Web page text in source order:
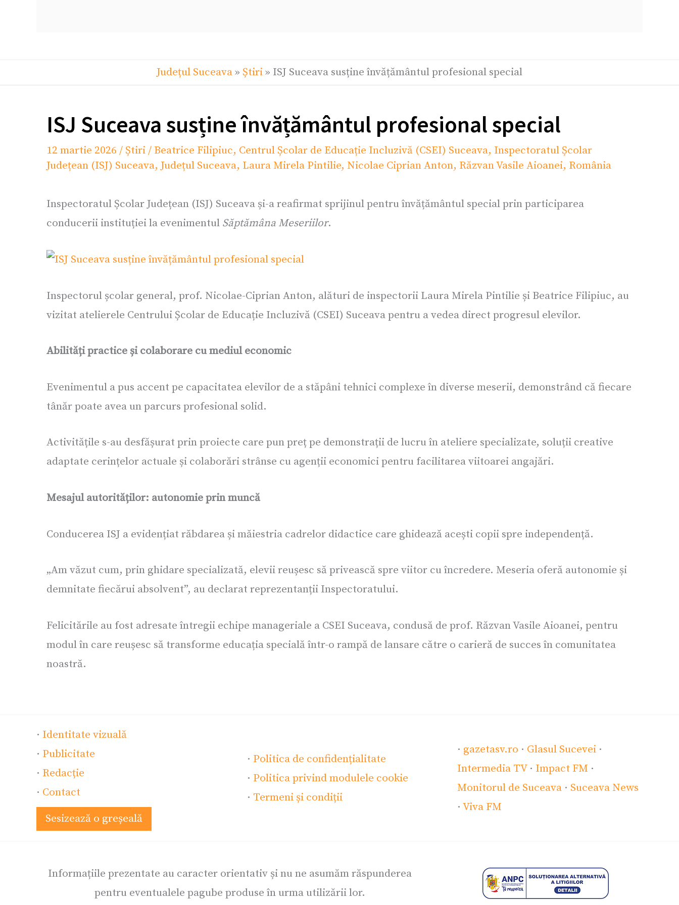
Județul Suceava» Știri» ISJ Suceava susține învățământul profesional special
ISJ Suceava susține învățământul profesional special
12 martie 2026 /Știri/ Beatrice Filipiuc, Centrul Școlar de Educație Incluzivă (CSEI) Suceava, Inspectoratul Școlar
Județean (ISJ) Suceava, Județul Suceava, Laura Mirela Pintilie, Nicolae Ciprian Anton, Răzvan Vasile Aioanei, România
Inspectoratul Școlar Județean (ISJ) Suceava și-a reafirmat sprijinul pentru învățământul special prin participarea
conducerii instituției la evenimentul Săptămâna Meseriilor.
Inspectorul școlar general, prof. Nicolae-Ciprian Anton, alături de inspectorii Laura Mirela Pintilie și Beatrice Filipiuc, au
vizitat atelierele Centrului Școlar de Educație Incluzivă (CSEI) Suceava pentru a vedea direct progresul elevilor.
Abilități practice și colaborare cu mediul economic
Evenimentul a pus accent pe capacitatea elevilor de a stăpâni tehnici complexe în diverse meserii, demonstrând că fiecare
tânăr poate avea un parcurs profesional solid.
Activitățile s-au desfășurat prin proiecte care pun preț pe demonstrații de lucru în ateliere specializate, soluții creative
adaptate cerințelor actuale și colaborări strânse cu agenții economici pentru facilitarea viitoarei angajări.
Mesajul autorităților: autonomie prin muncă
Conducerea ISJ a evidențiat răbdarea și măiestria cadrelor didactice care ghidează acești copii spre independență.
„Am văzut cum, prin ghidare specializată, elevii reușesc să privească spre viitor cu încredere. Meseria oferă autonomie și
demnitate fiecărui absolvent”, au declarat reprezentanții Inspectoratului.
Felicitările au fost adresate întregii echipe manageriale a CSEI Suceava, condusă de prof. Răzvan Vasile Aioanei, pentru
modul în care reușesc să transforme educația specială într-o rampă de lansare către o carieră de succes în comunitatea
noastră.
· Identitate vizuală
· Publicitate
· Redacție
· Contact
Sesizează o greșeală
· Politica de confidențialitate
· Politica privind modulele cookie
· Termeni și condiții
· gazetasv.ro · Glasul Sucevei ·
Intermedia TV· Impact FM ·
Monitorul de Suceava · Suceava News
·Viva FM
Informațiile prezentate au caracter orientativ și nu ne asumăm răspunderea
pentru eventualele pagube produse în urma utilizării lor.